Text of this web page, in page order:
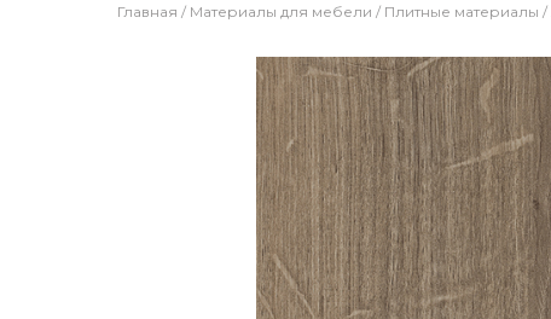
Главная / Материалы для мебели / Плитные материалы /